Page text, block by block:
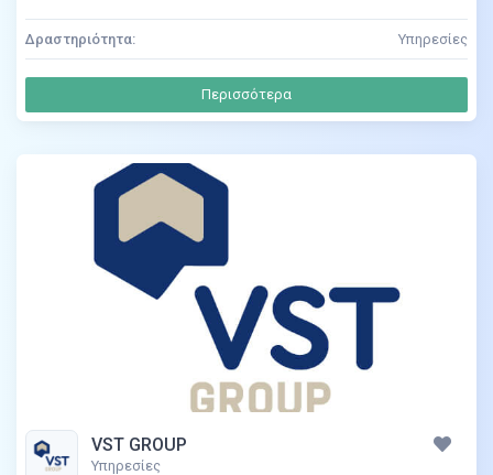
Δραστηριότητα: Υπηρεσίες
Περισσότερα
VST GROUP
Υπηρεσίες